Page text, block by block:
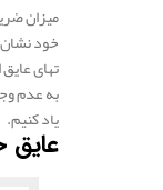
میزان
خود
تهای
یاد کنیم.
عایق